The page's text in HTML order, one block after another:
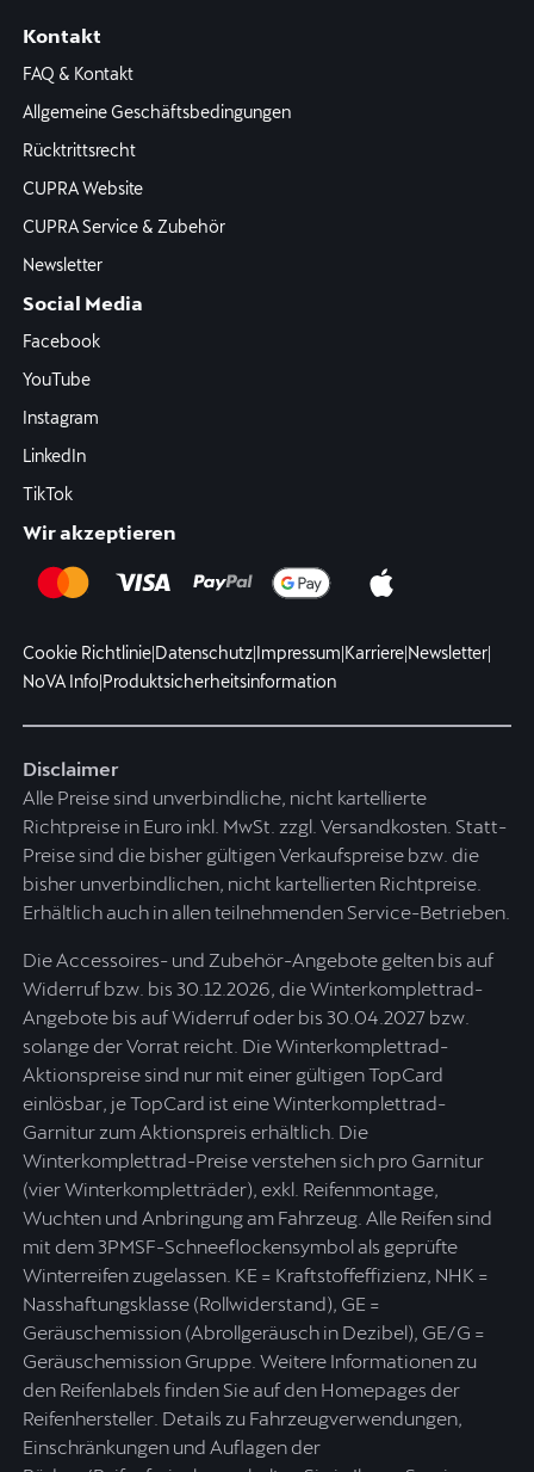
Kontakt
FAQ & Kontakt
Allgemeine Geschäftsbedingungen
Rücktrittsrecht
CUPRA Website
CUPRA Service & Zubehör
Newsletter
Social Media
Facebook
YouTube
Instagram
LinkedIn
TikTok
Wir akzeptieren
Cookie Richtlinie|Datenschutz|Impressum|Karriere|Newsletter|
NoVA Info|Produktsicherheitsinformation
Disclaimer
Alle Preise sind unverbindliche, nicht kartellierte
Richtpreise in Euro inkl. MwSt. zzgl. Versandkosten. Statt-
Preise sind die bisher gültigen Verkaufspreise bzw. die
bisher unverbindlichen, nicht kartellierten Richtpreise.
Erhältlich auch in allen teilnehmenden Service-Betrieben.
Die Accessoires- und Zubehör-Angebote gelten bis auf
Widerruf bzw. bis 30.12.2026, die Winterkomplettrad-
Angebote bis auf Widerruf oder bis 30.04.2027 bzw.
solange der Vorrat reicht. Die Winterkomplettrad-
Aktionspreise sind nur mit einer gültigen TopCard
einlösbar, je TopCard ist eine Winterkomplettrad-
Garnitur zum Aktionspreis erhältlich. Die
Winterkomplettrad-Preise verstehen sich pro Garnitur
(vier Winterkompletträder), exkl. Reifenmontage,
Wuchten und Anbringung am Fahrzeug. Alle Reifen sind
mit dem 3PMSF-Schneeflockensymbol als geprüfte
Winterreifen zugelassen. KE = Kraftstoffeffizienz, NHK =
Nasshaftungsklasse (Rollwiderstand), GE =
Geräuschemission (Abrollgeräusch in Dezibel), GE/G =
Geräuschemission Gruppe. Weitere Informationen zu
den Reifenlabels finden Sie auf den Homepages der
Reifenhersteller. Details zu Fahrzeugverwendungen,
Einschränkungen und Auflagen der